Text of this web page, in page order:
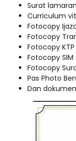
Surat
Curriculum
Fotocopy
Fotocopy
Fotocopy KTP
Fotocopy
Fotocopy
Pas Photo
Dan